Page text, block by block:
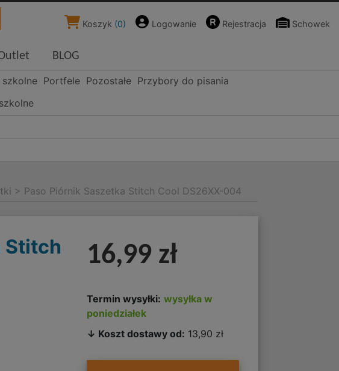
Koszyk (0) Logowanie Rejestracja Schowek
BLOG
szkolne Portfele Pozostałe Przybory do pisania
> Paso Piórnik Saszetka Stitch Cool DS26XX-004
Stitch
16,99 zł
Termin wysyłki: wysyłka w
poniedziałek
↓ Koszt dostawy od: 13,90 zł